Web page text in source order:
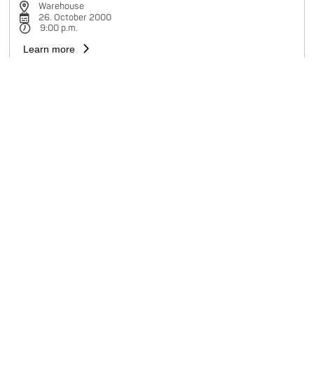
Warehouse
26. October 2000
9:00 p.m.
Learn more